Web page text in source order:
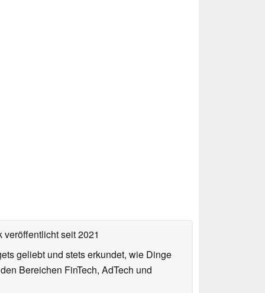
veröffentlichtseit 2021
geliebt und stets erkundet, wie Dinge
Bereichen FinTech, AdTech und